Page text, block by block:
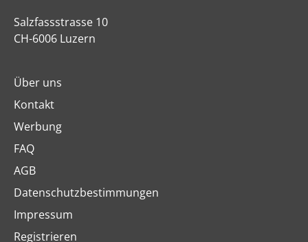
Salzfassstrasse 10
CH-6006 Luzern
Über uns
Kontakt
Werbung
FAQ
AGB
Datenschutzbestimmungen
Impressum
Registrieren